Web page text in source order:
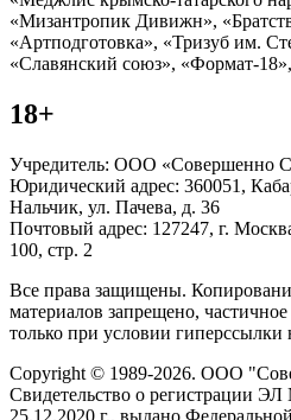
«Мизантропик Дивижн»,
«Артподготовка», «Тризуб им.
«Славянский союз», «Формат-
18+
Учредитель: ООО «Совершенно
Юридический адрес: 360051,
Нальчик, ул. Пачева, д. 36
Почтовый адрес: 127247, г.
100, стр. 2
Все права защищены.
материалов запрещено,
только при условии гиперссылки
Copyright © 1989-2026. ООО
Свидетельство о регистрации
25.12.2020 г., выдано